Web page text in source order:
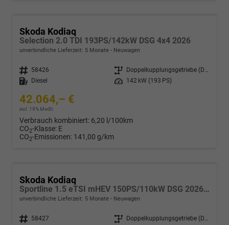
Skoda Kodiaq
Selection 2.0 TDI 193PS/142kW DSG 4x4 2026
unverbindliche Lieferzeit: 5 Monate Neuwagen
Fahrzeugnr. 58426 Getriebe
Doppelkupplungsgetriebe (DSG)
Kraftstoff
Diesel Leistung 142 kW (193 PS)
42.064,– €
incl. 19% MwSt.
Verbrauch kombiniert: 6,20 l/100km
CO2-Klasse: E
CO2-Emissionen: 141,00 g/km
Skoda Kodiaq
Sportline 1.5 eTSI mHEV 150PS/110kW DSG 2026 +CANTON+CONVENIENCE PLUS+PERFORMANCE+AKUSTIK
unverbindliche Lieferzeit: 5 Monate Neuwagen
Fahrzeugnr. 58427 Getriebe
Doppelkupplungsgetriebe (DSG)